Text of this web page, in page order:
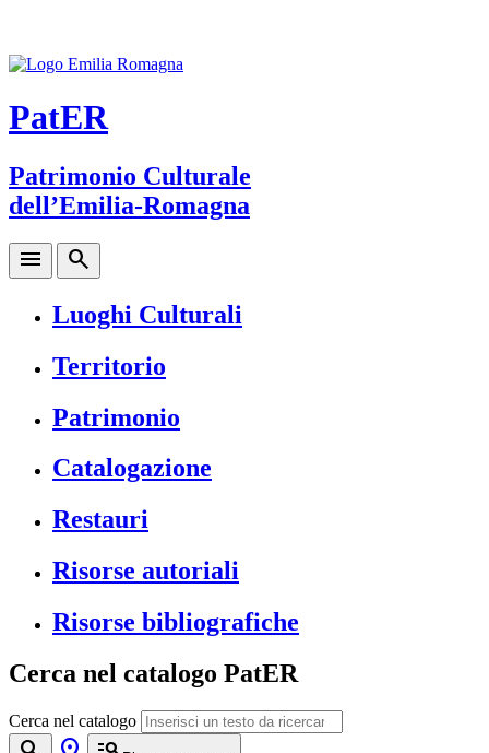
PatER
Patrimonio Culturale
dell’Emilia-Romagna
menu search
Luoghi Culturali
Territorio
Patrimonio
Catalogazione
Restauri
Risorse autoriali
Risorse bibliografiche
Cerca nel catalogo PatER
Cerca nel catalogo